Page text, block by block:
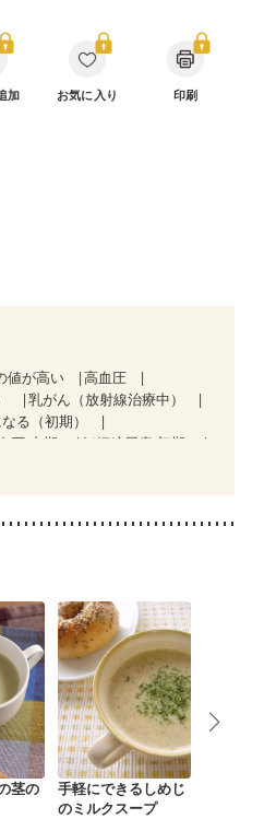
加 お気に入り 印刷
値が高い
高血圧
乳がん（放射線治療中）
る（初期）
圧(中期)
妊娠糖尿病(初期)
茎の
手軽にできるしめじ
のミルクスープ